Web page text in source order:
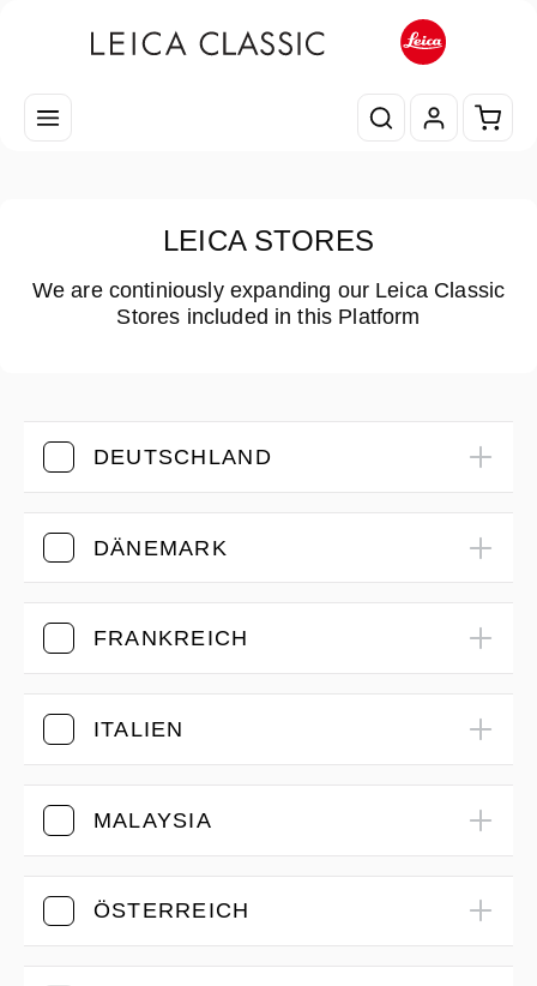
LEICA STORES
We are continiously expanding our Leica Classic
Stores included in this Platform
DEUTSCHLAND
DÄNEMARK
FRANKREICH
ITALIEN
MALAYSIA
ÖSTERREICH